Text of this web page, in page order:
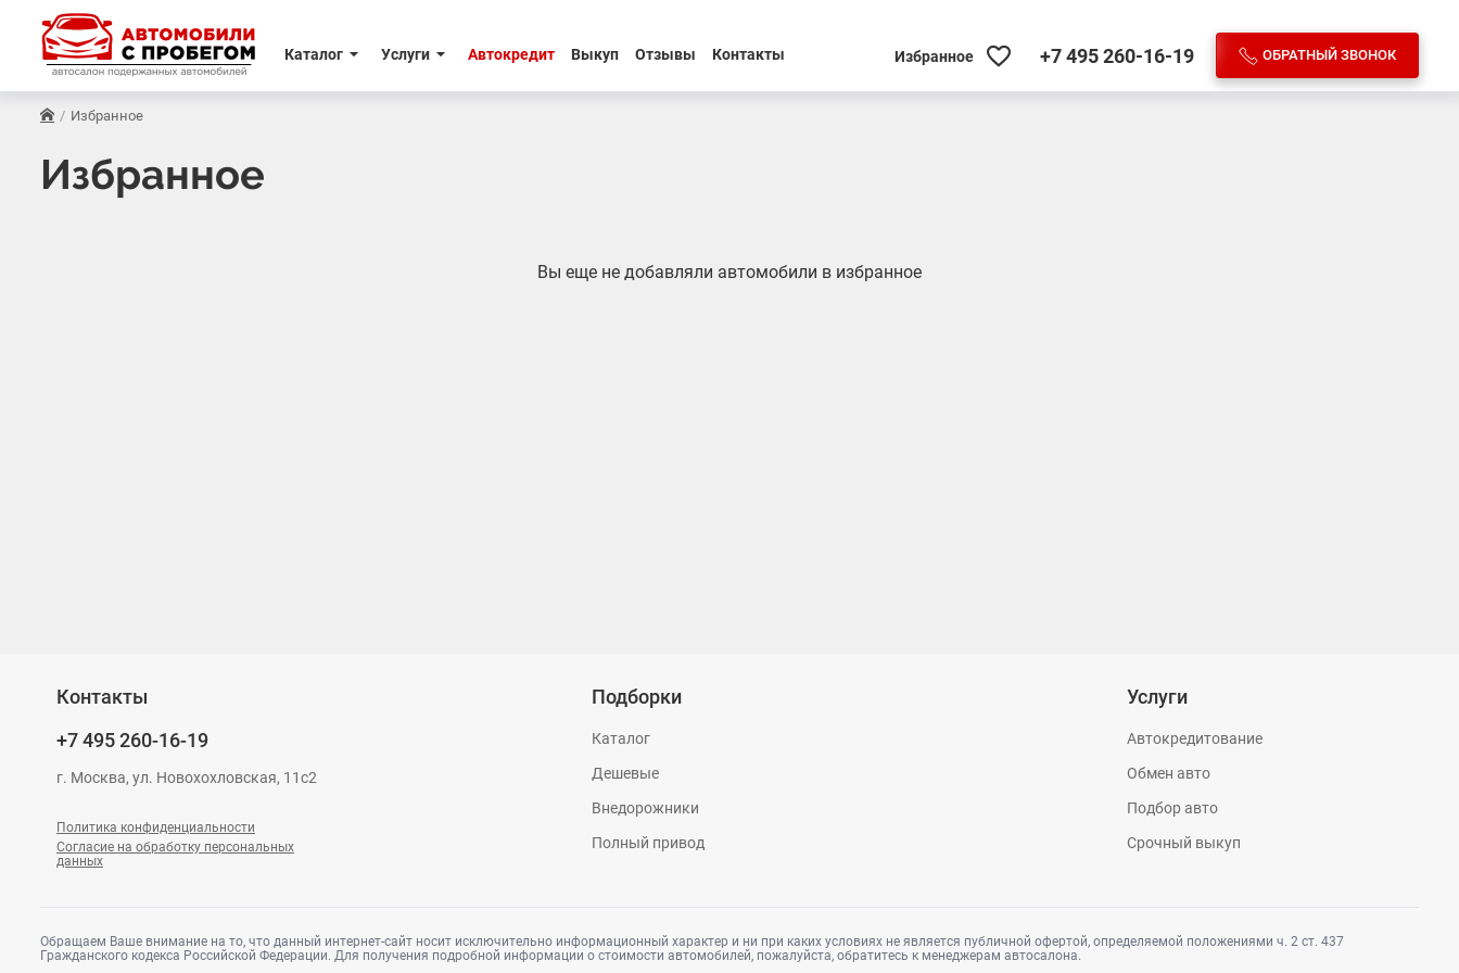
Каталог Услуги Автокредит Выкуп Отзывы Контакты Избранное +7 495260-16-19 ОБРАТНЫЙ ЗВОНОК
Избранное
Избранное
Вы еще не добавляли автомобили в избранное
Контакты
+7 495260-16-19
г. Москва, ул. Новохохловская, 11с2
Политика конфиденциальности
Согласие на обработку персональных
данных
Подборки
Каталог
Дешевые
Внедорожники
Полный привод
Услуги
Автокредитование
Обмен авто
Подбор авто
Срочный выкуп
Обращаем Ваше внимание на то, что данный интернет-сайт носит исключительно информационный характер и ни при каких условиях не является публичной офертой, определяемой положениями ч. 2 ст. 437
Гражданского кодекса Российской Федерации. Для получения подробной информации о стоимости автомобилей, пожалуйста, обратитесь к менеджерам автосалона.